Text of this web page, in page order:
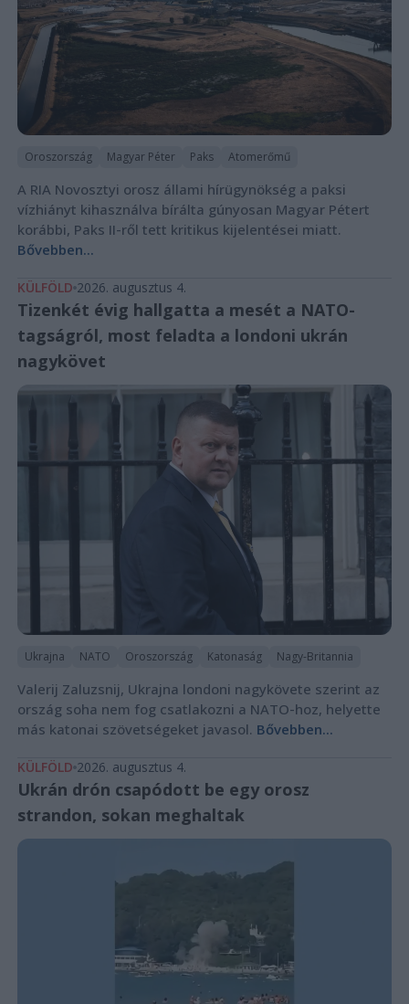
Oroszország Magyar Péter Paks Atomerőmű
A RIA Novosztyi orosz állami hírügynökség a paksi
vízhiányt kihasználva bírálta gúnyosan Magyar Pétert
korábbi, Paks II-ről tett kritikus kijelentései miatt.
Bővebben...
KÜLFÖLD 2026. augusztus 4.
Tizenkét évig hallgatta a mesét a NATO-
tagságról, most feladta a londoni ukrán
nagykövet
Ukrajna NATO Oroszország Katonaság Nagy-Britannia
Valerij Zaluzsnij, Ukrajna londoni nagykövete szerint az
ország soha nem fog csatlakozni a NATO-hoz, helyette
más katonai szövetségeket javasol. Bővebben...
KÜLFÖLD 2026. augusztus 4.
Ukrán drón csapódott be egy orosz
strandon, sokan meghaltak